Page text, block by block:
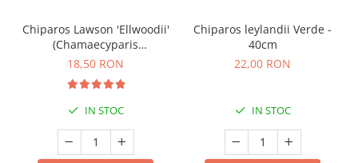
Chiparos Lawson 'Ellwoodii'
(Chamaecyparis
lawsoniana) - 20cm
18,50 RON
IN STOC
Chiparos leylandii Verde -
40cm
22,00 RON
IN STOC